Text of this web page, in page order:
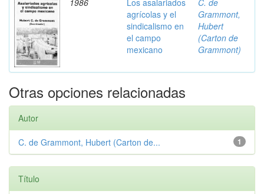
1986
Los asalariados
agrícolas y el
sindicalismo en
el campo
mexicano
C. de
Grammont,
Hubert
(Carton de
Grammont)
Otras opciones relacionadas
Autor
1
C. de Grammont, Hubert (Carton de...
Título